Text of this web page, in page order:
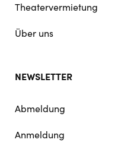
Theatervermietung
Über uns
NEWSLETTER
Abmeldung
Anmeldung